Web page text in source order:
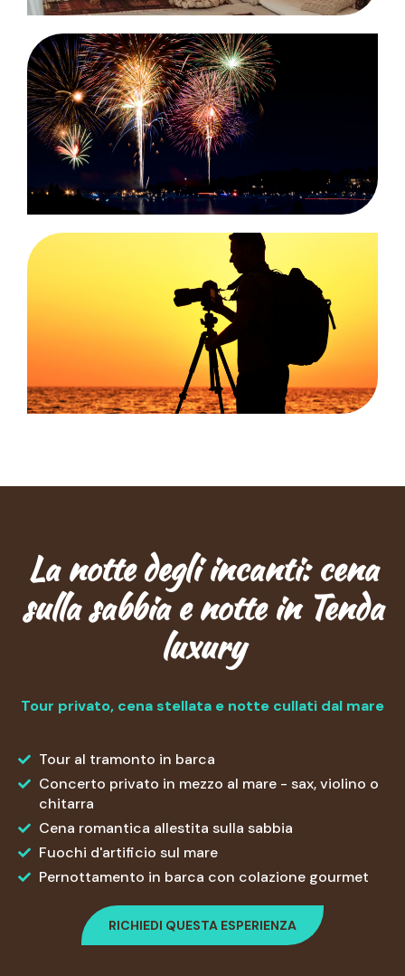
La notte degli incanti: cena
sulla sabbia e notte in Tenda
luxury
Tour privato, cena stellata e notte cullati dal mare
Tour al tramonto in barca
Concerto privato in mezzo al mare - sax, violino o
chitarra
Cena romantica allestita sulla sabbia
Fuochi d'artificio sul mare
Pernottamento in barca con colazione gourmet
RICHIEDI QUESTA ESPERIENZA